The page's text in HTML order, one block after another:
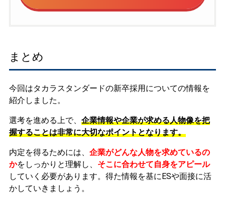
まとめ
今回はタカラスタンダードの新卒採用についての情報を
紹介しました。
選考を進める上で、 企業情報や企業が求める人物像を把
握することは非常に大切なポイントとなります。
内定を得るためには、 企業がどんな人物を求めているの
かをしっかりと理解し、 そこに合わせて自身をアピール
していく必要があります。 得た情報を基にESや面接に活
かしていきましょう。